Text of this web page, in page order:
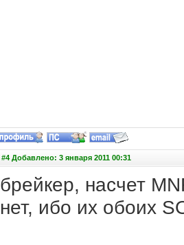
#4 Добавлено: 3 января 2011 00:31
брейкер, насчет
нет, ибо их обоих